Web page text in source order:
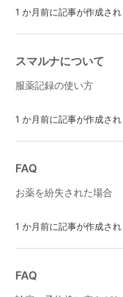
1 か月前に記事が作成さ
スマルナについて
服薬記録の使い方
1 か月前に記事が作成さ
FAQ
お薬を紛失された場合
1 か月前に記事が作成さ
FAQ